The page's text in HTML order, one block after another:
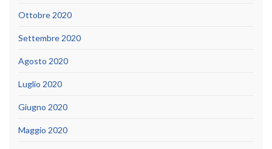
Ottobre 2020
Settembre 2020
Agosto 2020
Luglio 2020
Giugno 2020
Maggio 2020